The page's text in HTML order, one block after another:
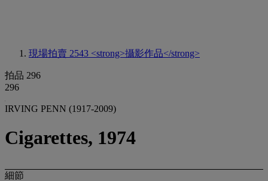
現場拍賣 2543 <strong>攝影作品</strong>
拍品 296
296
IRVING PENN (1917-2009)
Cigarettes, 1974
細節